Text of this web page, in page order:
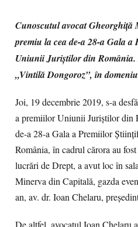
Cunoscutul avocat
premiu la cea de-a 28-a Gala
Uniunii Juriștilor din România.
„Vintilă Dongoroz”, în
Joi, 19 decembrie 2019, s-a
a premiilor Uniunii Juriștilor din
de-a 28-a Gala a Premiilor
România, în cadrul cărora au
lucrări de Drept, a avut loc în
Minerva din Capitală, gazda
an, av. dr. Ioan Chelaru,